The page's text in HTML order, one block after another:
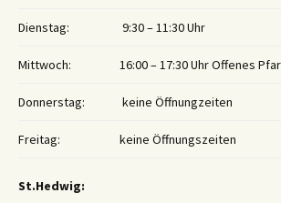
Dienstag: 9:30 – 11:30 Uhr
Mittwoch: 16:00 – 17:30 Uhr Offenes
Donnerstag: keine Öffnungzeiten
Freitag: keine Öffnungszeiten
St.Hedwig: